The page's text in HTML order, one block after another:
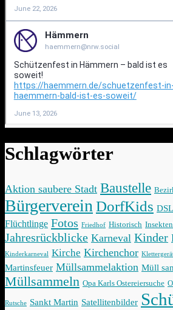
Schlagwörter
Aktion saubere Stadt Baustelle
BürgervereinDorfKids DSL
Flüchtlinge Fotos Friedhof Historisch
Jahresrückblicke Karneval Kinder
Kinderkarneval Kirche Kirchenchor
Martinsfeuer Müllsammelaktion Müll
Müllsammeln Opa Karls Ostereiersuche
Rutsche Sankt Martin Satellitenbilder